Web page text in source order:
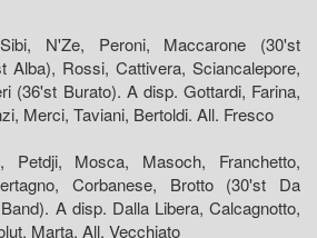
N'Ze, Peroni, Maccarone (30'st
Alba), Rossi, Cattivera, Sciancalepore,
(36'st Burato). A disp. Gottardi, Farina,
Merci, Taviani, Bertoldi. All. Fresco
Petdji, Mosca, Masoch, Franchetto,
Corbanese, Brotto (30'st Da
A disp. Dalla Libera, Calcagnotto,
Marta. All. Vecchiato